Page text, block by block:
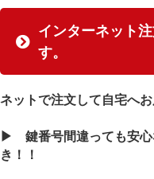
インターネット
す。
ネットで注文して自宅へ
▶︎ 鍵番号間違っても安心
き！！